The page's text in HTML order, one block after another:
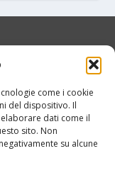
come i cookie
del dispositivo. Il
dati come il
sito. Non
su alcune
– Italy
3694780